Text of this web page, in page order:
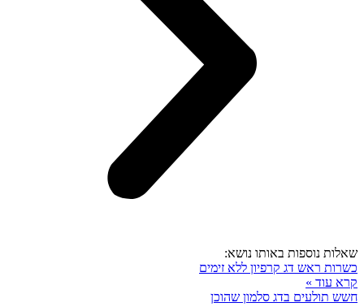
שאלות נוספות באותו נושא:
כשרות ראש דג קרפיון ללא זימים
קרא עוד »
חשש תולעים בדג סלמון שהוכן